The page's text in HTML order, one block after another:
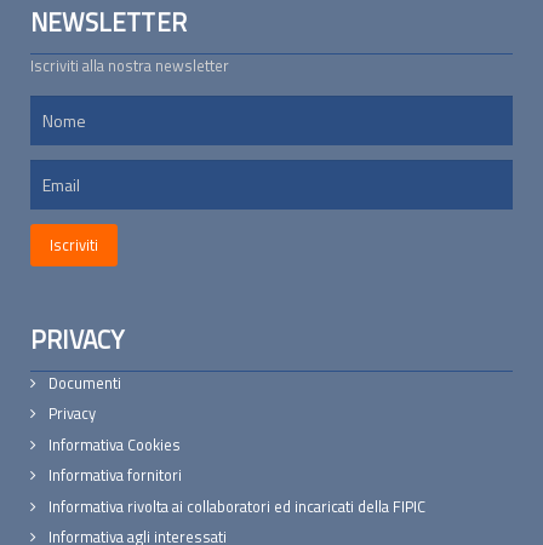
NEWSLETTER
Iscriviti alla nostra newsletter
PRIVACY
Documenti
Privacy
Informativa Cookies
Informativa fornitori
Informativa rivolta ai collaboratori ed incaricati della FIPIC
Informativa agli interessati